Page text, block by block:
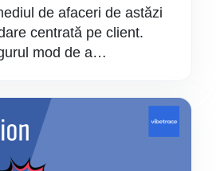
de afaceri de astăzi
centrată pe client.
mod de a…